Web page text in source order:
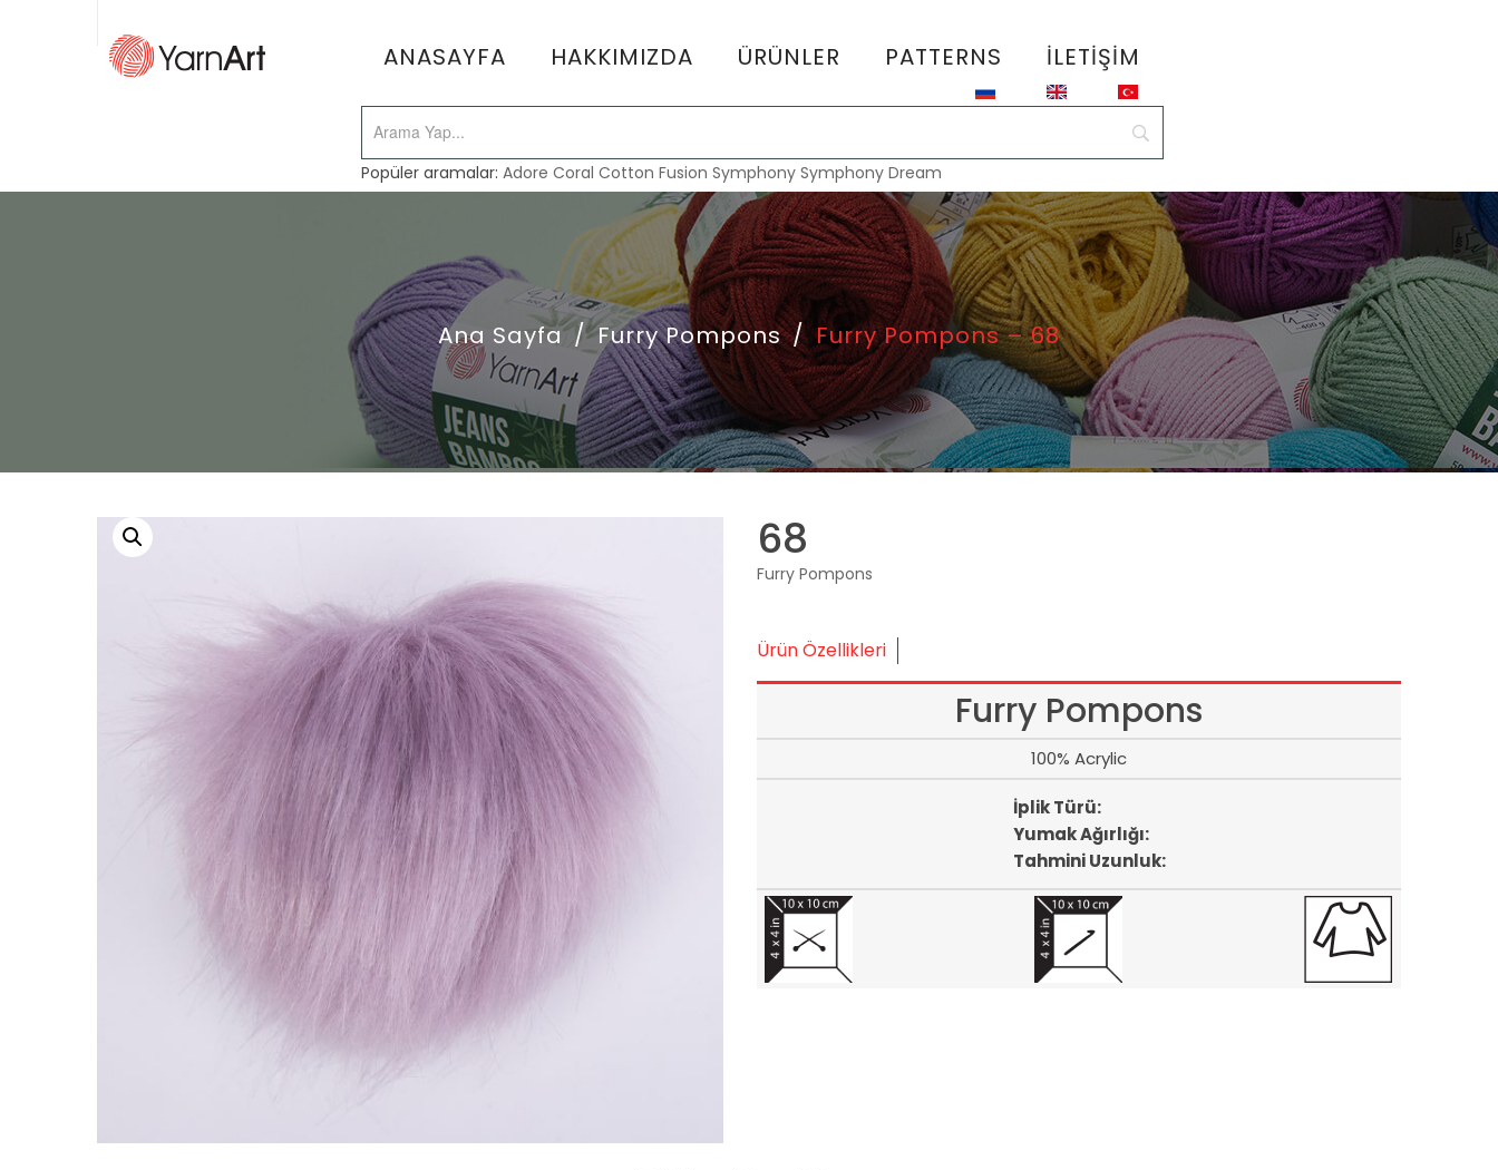
ANASAYFA HAKKIMIZDA ÜRÜNLER PATTERNS İLETIŞIM
Popüler aramalar:Adore Coral Cotton Fusion Symphony Symphony Dream
Ana Sayfa / Furry Pompons / Furry Pompons – 68
68
Furry Pompons
Ürün Özellikleri
Furry Pompons
100% Acrylic
İplik Türü:
Yumak Ağırlığı:
Tahmini Uzunluk: